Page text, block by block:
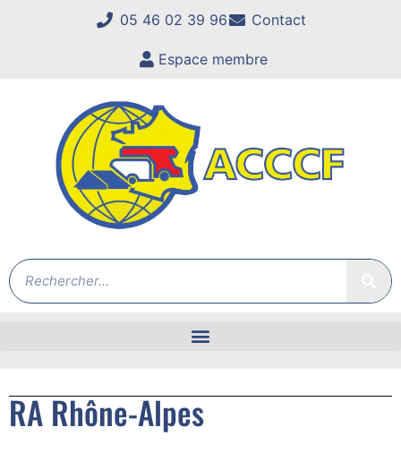
05 46 02 39 96 Contact
Espace membre
RA Rhône-Alpes